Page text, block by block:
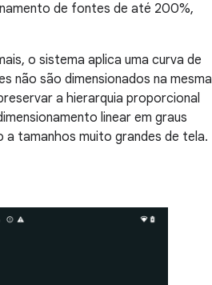
de fontes de até 200%,
o sistema aplica uma curva de
não são dimensionados na mesma
a hierarquia proporcional
linear em graus
tamanhos muito grandes de tela.